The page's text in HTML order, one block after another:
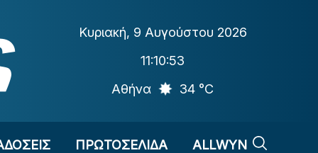
Κυριακή, 9 Αυγούστου 2026
11:10:54
Αθήνα
34 °C
ΠΡΩΤΟΣΕΛΙΔΑ ALLWYN